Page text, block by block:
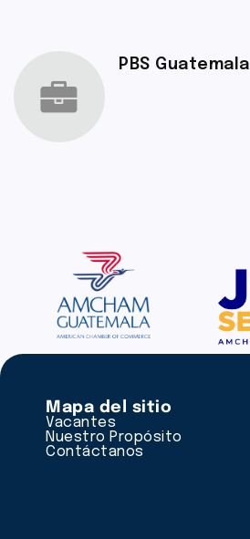
PBS Guatemala
Mapa del sitio
Vacantes
Nuestro Propósito
Contáctanos